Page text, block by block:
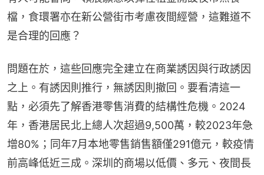
檔，食環署亦在新公營街市考慮夜間經營，這難道不
是合理的回應？
問題在於，這些回應完全建立在商業誘因與行政誘因
之上。有誘因則推行，無誘因則撤回。要看清這一
點，必須先了解香港零售消費的結構性危機。2024
年，香港居民北上總人次超過9,500萬，較2023年急
增80%；同年7月本地零售銷售額僅291億元，較疫情
前高峰低近三成。深圳的商場以低價、多元、夜間長